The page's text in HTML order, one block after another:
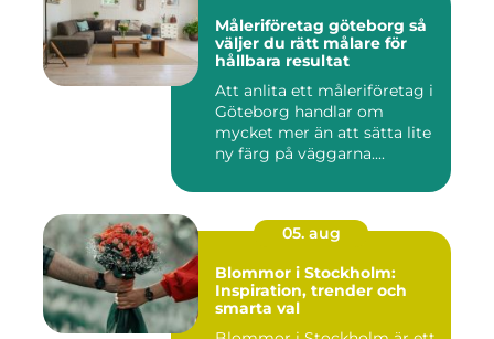
Måleriföretag göteborg så
väljer du rätt målare för
hållbara resultat
Att anlita ett måleriföretag i
Göteborg handlar om
mycket mer än att sätta lite
ny färg på väggarna....
05. aug
Blommor i Stockholm:
Inspiration, trender och
smarta val